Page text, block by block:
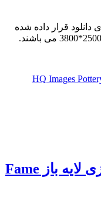
دانلود قرار داده شده
دانلود طرح خام تقویم رومیزی لایه باز Fame